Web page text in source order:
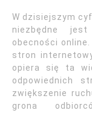
W dzisiejszym
niezbędne
obecności
stron
opiera się ta
odpowiednich
zwiększenie
grona